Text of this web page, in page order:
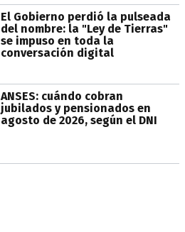
El Gobierno perdió la pulseada
del nombre: la "Ley de Tierras"
se impuso en toda la
conversación digital
ANSES: cuándo cobran
jubilados y pensionados en
agosto de 2026, según el DNI